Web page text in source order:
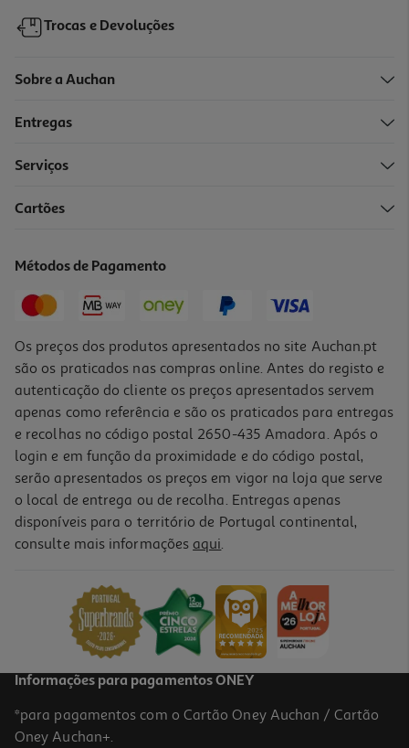
Afia 2 Entradas Auchan Metal
Trocas e Devoluções
Sobre a Auchan
Entregas
Serviços
Cartões
Métodos de Pagamento
Os preços dos produtos apresentados no site Auchan.pt
são os praticados nas compras online. Antes do registo e
autenticação do cliente os preços apresentados servem
apenas como referência e são os praticados para entregas
e recolhas no código postal 2650-435 Amadora. Após o
login e em função da proximidade e do código postal,
serão apresentados os preços em vigor na loja que serve
o local de entrega ou de recolha. Entregas apenas
disponíveis para o território de Portugal continental,
consulte mais informações aqui.
Informações para pagamentos ONEY
*para pagamentos com o Cartão Oney Auchan / Cartão
Oney Auchan+.